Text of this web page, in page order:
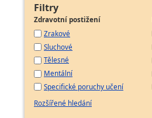
Filtry
Zdravotní postižení
Zrakové
Sluchové
Tělesné
Mentální
Specifické poruchy učení
Rozšířené hledání